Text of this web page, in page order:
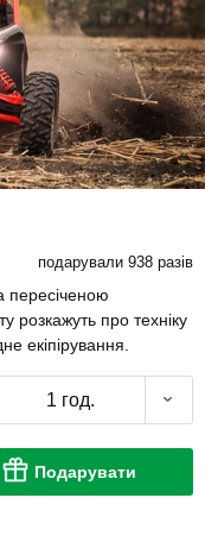
подарували 938 разів
пересіченою
розкажуть про техніку
екіпірування.
1 год.
Подарувати